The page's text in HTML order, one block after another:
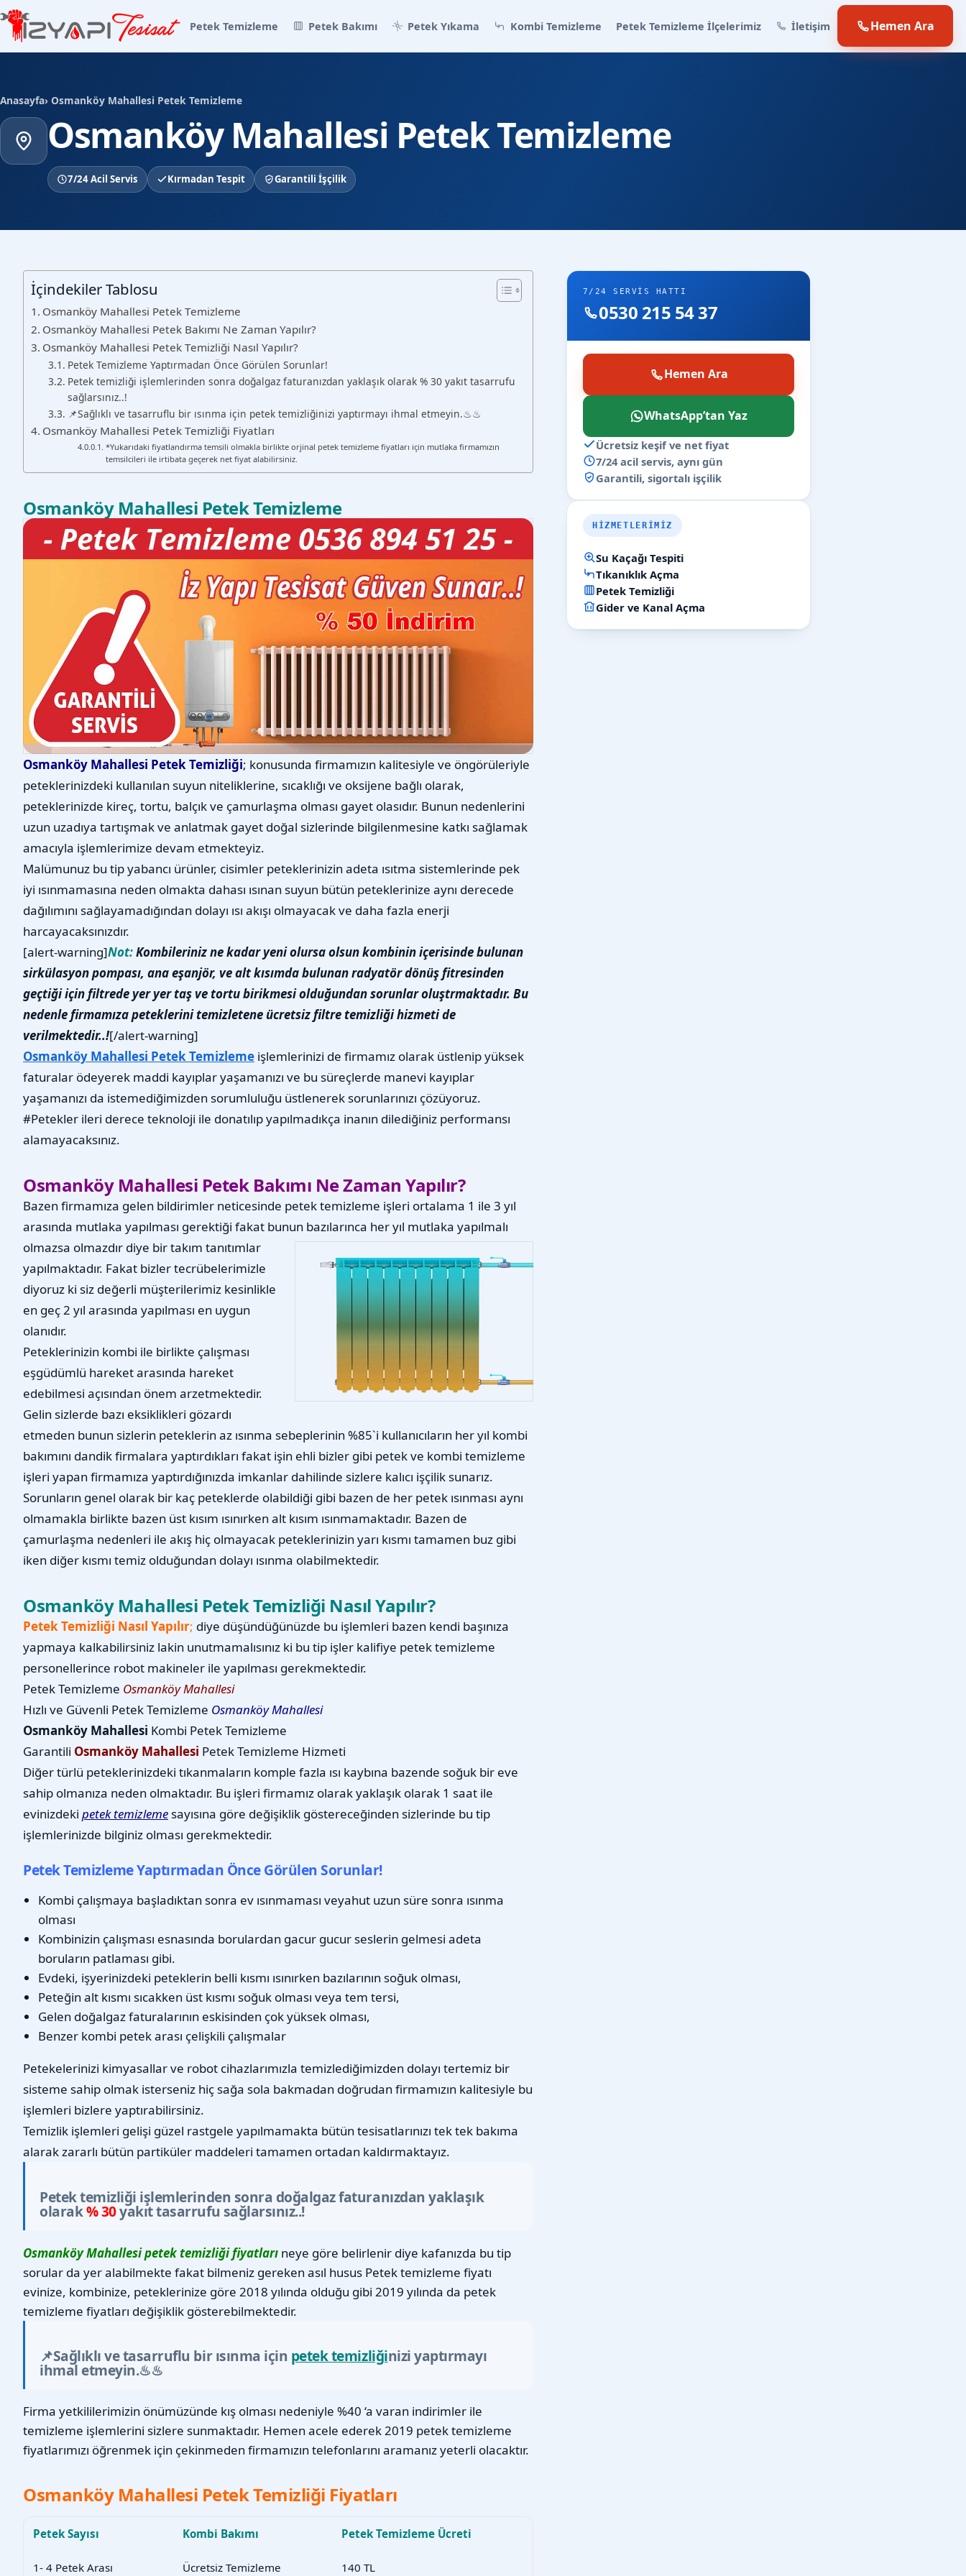
Petek Temizleme Petek Bakımı Petek Yıkama Kombi Temizleme Petek Temizleme İlçelerimiz İletişim Hemen Ara
Anasayfa› Osmanköy Mahallesi Petek Temizleme
Osmanköy Mahallesi Petek Temizleme
7/24 Acil Servis Kırmadan Tespit Garantili İşçilik
İçindekiler Tablosu
Osmanköy Mahallesi Petek Temizleme
Osmanköy Mahallesi Petek Bakımı Ne Zaman Yapılır?
Osmanköy Mahallesi Petek Temizliği Nasıl Yapılır?
Petek Temizleme Yaptırmadan Önce Görülen Sorunlar!
Petek temizliği işlemlerinden sonra doğalgaz faturanızdan yaklaşık olarak % 30 yakıt tasarrufu
sağlarsınız..!
📌Sağlıklı ve tasarruflu bir ısınma için petek temizliğinizi yaptırmayı ihmal etmeyin.♨♨
Osmanköy Mahallesi Petek Temizliği Fiyatları
*Yukarıdaki fiyatlandırma temsili olmakla birlikte orjinal petek temizleme fiyatları için mutlaka firmamızın
temsilcileri ile irtibata geçerek net fiyat alabilirsiniz.
Osmanköy Mahallesi Petek Temizleme
Osmanköy Mahallesi Petek Temizliği; konusunda firmamızın kalitesiyle ve öngörüleriyle
peteklerinizdeki kullanılan suyun niteliklerine, sıcaklığı ve oksijene bağlı olarak,
peteklerinizde kireç, tortu, balçık ve çamurlaşma olması gayet olasıdır. Bunun nedenlerini
uzun uzadıya tartışmak ve anlatmak gayet doğal sizlerinde bilgilenmesine katkı sağlamak
amacıyla işlemlerimize devam etmekteyiz.
Malümunuz bu tip yabancı ürünler, cisimler peteklerinizin adeta ısıtma sistemlerinde pek
iyi ısınmamasına neden olmakta dahası ısınan suyun bütün peteklerinize aynı derecede
dağılımını sağlayamadığından dolayı ısı akışı olmayacak ve daha fazla enerji
harcayacaksınızdır.
[alert-warning]Not:Kombileriniz ne kadar yeni olursa olsun kombinin içerisinde bulunan
sirkülasyon pompası, ana eşanjör, ve alt kısımda bulunan radyatör dönüş fitresinden
geçtiği için filtrede yer yer taş ve tortu birikmesi olduğundan sorunlar oluştrmaktadır. Bu
nedenle firmamıza peteklerini temizletene ücretsiz filtre temizliği hizmeti de
verilmektedir..![/alert-warning]
Osmanköy Mahallesi Petek Temizleme işlemlerinizi de firmamız olarak üstlenip yüksek
faturalar ödeyerek maddi kayıplar yaşamanızı ve bu süreçlerde manevi kayıplar
yaşamanızı da istemediğimizden sorumluluğu üstlenerek sorunlarınızı çözüyoruz.
#Petekler ileri derece teknoloji ile donatılıp yapılmadıkça inanın dilediğiniz performansı
alamayacaksınız.
Osmanköy Mahallesi Petek Bakımı Ne Zaman Yapılır?
Bazen firmamıza gelen bildirimler neticesinde petek temizleme işleri ortalama 1 ile 3 yıl
arasında mutlaka yapılması gerektiği fakat bunun bazılarınca her yıl mutlaka yapılmalı
olmazsa olmazdır diye bir takım tanıtımlar
yapılmaktadır. Fakat bizler tecrübelerimizle
diyoruz ki siz değerli müşterilerimiz kesinlikle
en geç 2 yıl arasında yapılması en uygun
olanıdır.
Peteklerinizin kombi ile birlikte çalışması
eşgüdümlü hareket arasında hareket
edebilmesi açısından önem arzetmektedir.
Gelin sizlerde bazı eksiklikleri gözardı
etmeden bunun sizlerin peteklerin az ısınma sebeplerinin %85`i kullanıcıların her yıl kombi
bakımını dandik firmalara yaptırdıkları fakat işin ehli bizler gibi petek ve kombi temizleme
işleri yapan firmamıza yaptırdığınızda imkanlar dahilinde sizlere kalıcı işçilik sunarız.
Sorunların genel olarak bir kaç peteklerde olabildiği gibi bazen de her petek ısınması aynı
olmamakla birlikte bazen üst kısım ısınırken alt kısım ısınmamaktadır. Bazen de
çamurlaşma nedenleri ile akış hiç olmayacak peteklerinizin yarı kısmı tamamen buz gibi
iken diğer kısmı temiz olduğundan dolayı ısınma olabilmektedir.
Osmanköy Mahallesi Petek Temizliği Nasıl Yapılır?
Petek Temizliği Nasıl Yapılır; diye düşündüğünüzde bu işlemleri bazen kendi başınıza
yapmaya kalkabilirsiniz lakin unutmamalısınız ki bu tip işler kalifiye petek temizleme
personellerince robot makineler ile yapılması gerekmektedir.
Petek Temizleme Osmanköy Mahallesi
Hızlı ve Güvenli Petek Temizleme Osmanköy Mahallesi
Osmanköy Mahallesi Kombi Petek Temizleme
Garantili Osmanköy Mahallesi Petek Temizleme Hizmeti
Diğer türlü peteklerinizdeki tıkanmaların komple fazla ısı kaybına bazende soğuk bir eve
sahip olmanıza neden olmaktadır. Bu işleri firmamız olarak yaklaşık olarak 1 saat ile
evinizdeki petek temizlemesayısına göre değişiklik göstereceğinden sizlerinde bu tip
işlemlerinizde bilginiz olması gerekmektedir.
Petek Temizleme Yaptırmadan Önce Görülen Sorunlar!
Kombi çalışmaya başladıktan sonra ev ısınmaması veyahut uzun süre sonra ısınma
olması
Kombinizin çalışması esnasında borulardan gacur gucur seslerin gelmesi adeta
boruların patlaması gibi.
Evdeki, işyerinizdeki peteklerin belli kısmı ısınırken bazılarının soğuk olması,
Peteğin alt kısmı sıcakken üst kısmı soğuk olması veya tem tersi,
Gelen doğalgaz faturalarının eskisinden çok yüksek olması,
Benzer kombi petek arası çelişkili çalışmalar
Petekelerinizi kimyasallar ve robot cihazlarımızla temizlediğimizden dolayı tertemiz bir
sisteme sahip olmak isterseniz hiç sağa sola bakmadan doğrudan firmamızın kalitesiyle bu
işlemleri bizlere yaptırabilirsiniz.
Temizlik işlemleri gelişi güzel rastgele yapılmamakta bütün tesisatlarınızı tek tek bakıma
alarak zararlı bütün partiküler maddeleri tamamen ortadan kaldırmaktayız.
Petek temizliği işlemlerinden sonra doğalgaz faturanızdan yaklaşık
olarak% 30yakıt tasarrufu sağlarsınız..!
Osmanköy Mahallesi petek temizliği fiyatları neye göre belirlenir diye kafanızda bu tip
sorular da yer alabilmekte fakat bilmeniz gereken asıl husus Petek temizleme fiyatı
evinize, kombinize, peteklerinize göre 2018 yılında olduğu gibi 2019 yılında da petek
temizleme fiyatları değişiklik gösterebilmektedir.
📌Sağlıklı ve tasarruflu bir ısınma için petek temizliğinizi yaptırmayı
ihmal etmeyin.♨♨
Firma yetkililerimizin önümüzünde kış olması nedeniyle %40 ‘a varan indirimler ile
temizleme işlemlerini sizlere sunmaktadır. Hemen acele ederek 2019 petek temizleme
fiyatlarımızı öğrenmek için çekinmeden firmamızın telefonlarını aramanız yeterli olacaktır.
Osmanköy Mahallesi Petek Temizliği Fiyatları
Petek Sayısı Kombi Bakımı Petek Temizleme Ücreti
1- 4 Petek Arası Ücretsiz Temizleme 140 TL
7/24 SERVIS HATTI
0530 215 54 37
Hemen Ara
WhatsApp’tan Yaz
Ücretsiz keşif ve net fiyat
7/24 acil servis, aynı gün
Garantili, sigortalı işçilik
HIZMETLERIMIZ
Su Kaçağı Tespiti
Tıkanıklık Açma
Petek Temizliği
Gider ve Kanal Açma